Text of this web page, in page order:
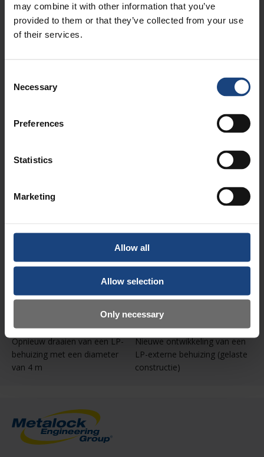
may combine it with other information that you’ve
provided to them or that they’ve collected from your use
of their services.
Selection
Necessary
Preferences
Statistics
Marketing
Allow all
Allow selection
Only necessary
te bieden aan een nieuwe
hoofdinlaatklep
Date posted:
conventionele draaimachine
Vervaardiging van een krukas
Opnieuw draaien van een LP-
behuizing met een diameter
van 4 m
Nieuwe ontwikkeling van een
LP-externe behuizing (gelaste
constructie)